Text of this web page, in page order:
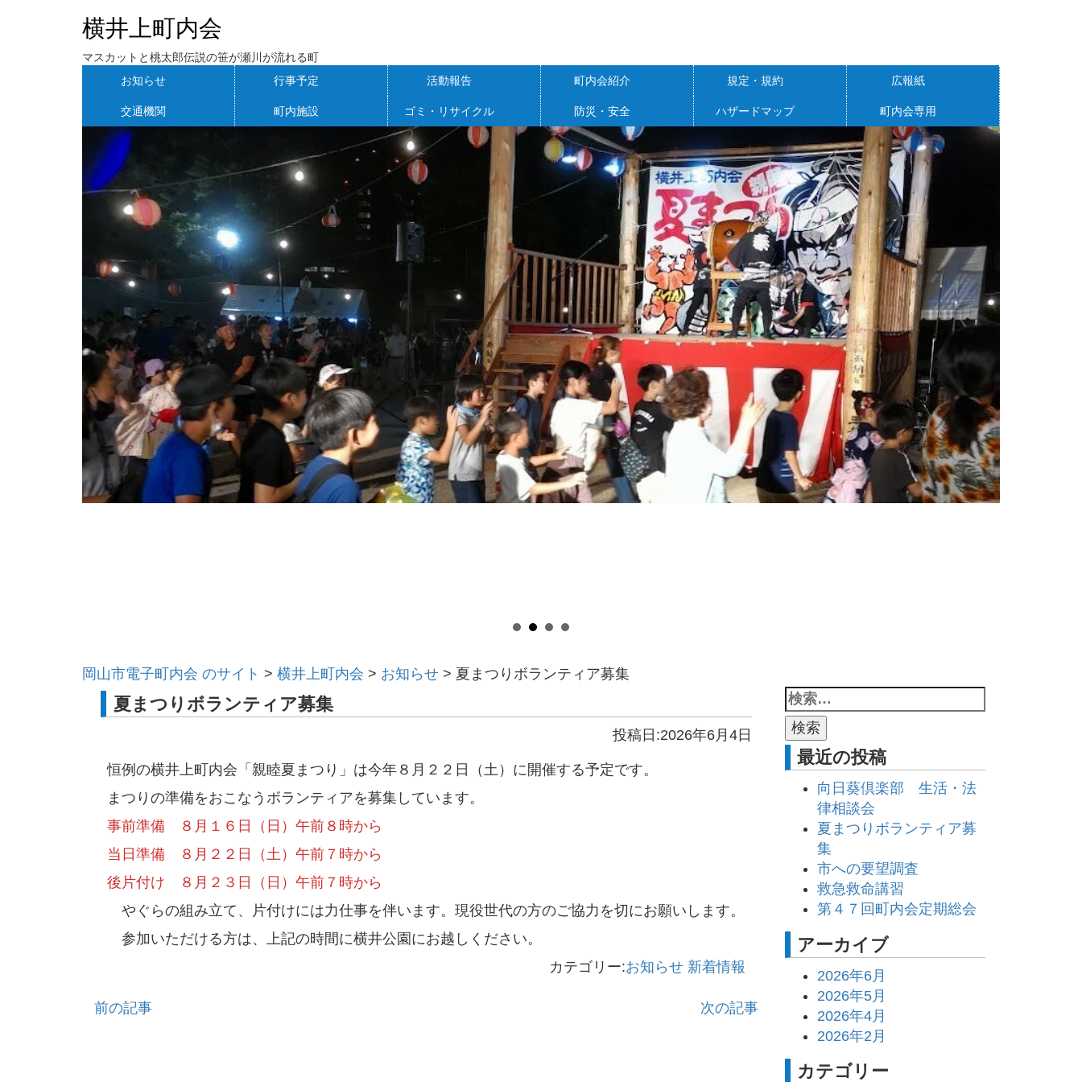
横井上町内会
マスカットと桃太郎伝説の笹が瀬川が流れる町
お知らせ
行事予定 活動報告 町内会紹介 規定・規約 広報紙
交通機関 町内施設 ゴミ・リサイクル 防災・安全 ハザードマップ 町内会専用
岡山市電子町内会 のサイト > 横井上町内会 > お知らせ > 夏まつりボランティア募集
夏まつりボランティア募集
投稿日:2026年6月4日
恒例の横井上町内会「親睦夏まつり」は今年８月２２日（土）に開催する予定です。
まつりの準備をおこなうボランティアを募集しています。
事前準備 ８月１６日（日）午前８時から
当日準備 ８月２２日（土）午前７時から
後片付け ８月２３日（日）午前７時から
やぐらの組み立て、片付けには力仕事を伴います。現役世代の方のご協力を切にお願いします。
参加いただける方は、上記の時間に横井公園にお越しください。
カテゴリー:お知らせ 新着情報
前の記事 次の記事
最近の投稿
向日葵倶楽部 生活・法
律相談会
夏まつりボランティア募
集
市への要望調査
救急救命講習
第４７回町内会定期総会
アーカイブ
2026年6月
2026年5月
2026年4月
2026年2月
カテゴリー